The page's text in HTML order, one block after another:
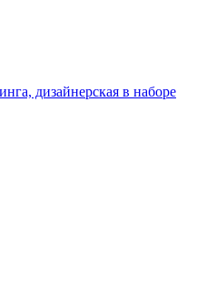
дизайнерская в наборе